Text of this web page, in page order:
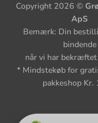
Copyright 2026 ©
ApS
Bemærk: Din
bindende
når vi har
* Mindstekøb for
pakkeshop Kr.